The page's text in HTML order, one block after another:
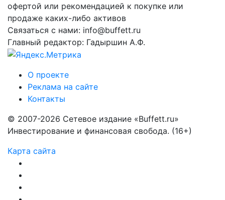
офертой или рекомендацией к покупке или
продаже каких-либо активов
Связаться с нами: info@buffett.ru
Главный редактор: Гадыршин А.Ф.
О проекте
Реклама на сайте
Контакты
© 2007-2026 Сетевое издание «Buffett.ru»
Инвестирование и финансовая свобода. (16+)
Карта сайта